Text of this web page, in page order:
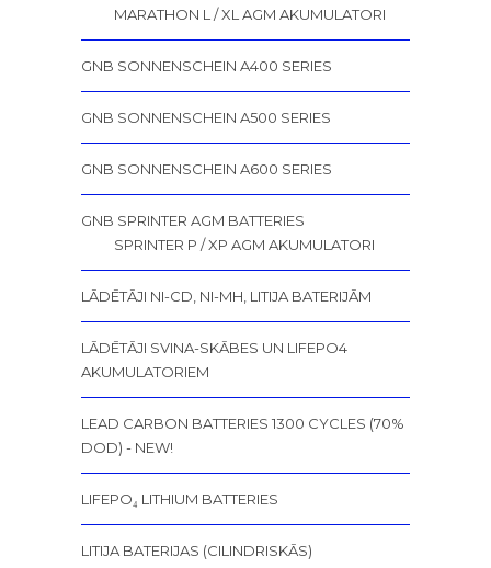
MARATHON L / XL AGM AKUMULATORI
GNB SONNENSCHEIN A400 SERIES
GNB SONNENSCHEIN A500 SERIES
GNB SONNENSCHEIN A600 SERIES
GNB SPRINTER AGM BATTERIES
SPRINTER P / XP AGM AKUMULATORI
LĀDĒTĀJI NI-CD, NI-MH, LITIJA BATERIJĀM
LĀDĒTĀJI SVINA-SKĀBES UN LIFEPO4
AKUMULATORIEM
LEAD CARBON BATTERIES 1300 CYCLES (70%
DOD) - NEW!
LIFEPO₄ LITHIUM BATTERIES
LITIJA BATERIJAS (CILINDRISKĀS)